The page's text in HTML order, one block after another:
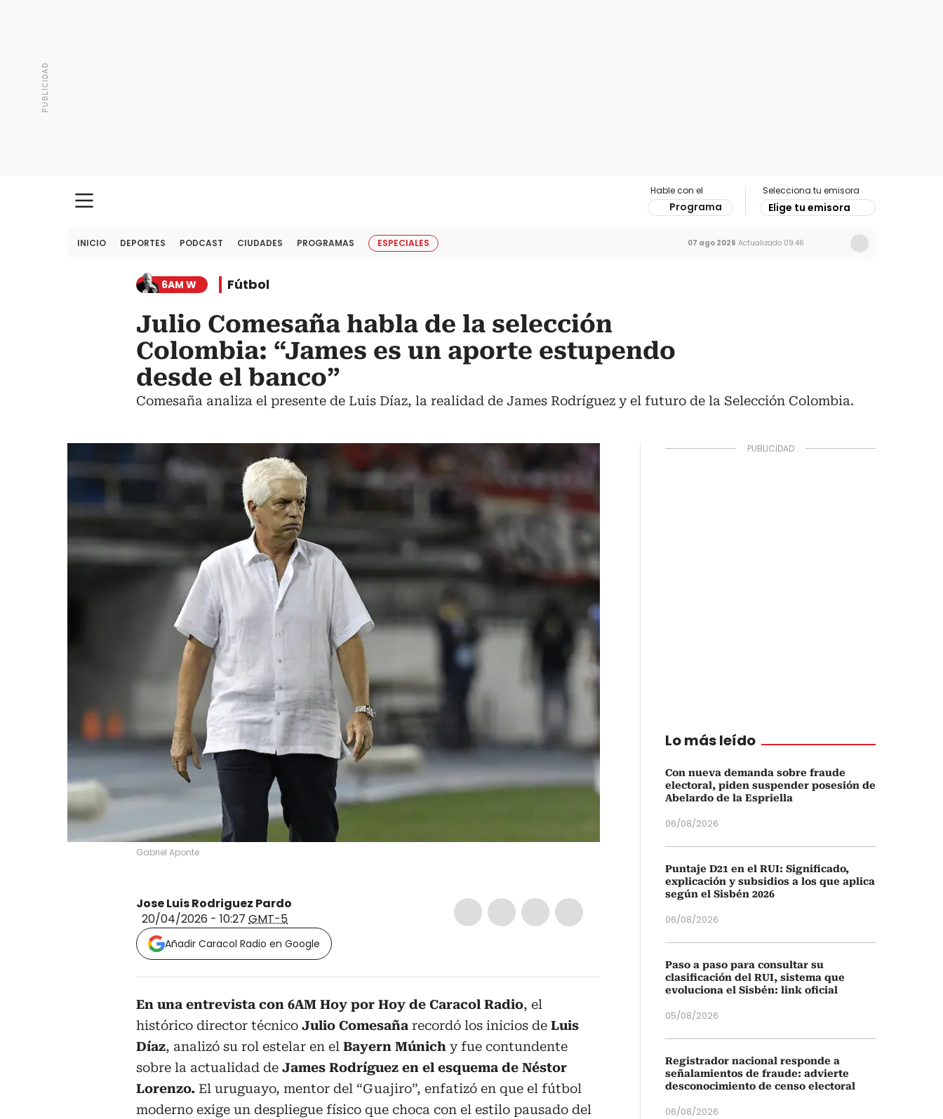
Hable con el
Programa
Selecciona tu emisora
Elige tu emisora
INICIO DEPORTES PODCAST CIUDADES PROGRAMAS ESPECIALES 07 ago 2026 Actualizado 09:46
6AM W Fútbol
Julio Comesaña habla de la selección
Colombia: “James es un aporte estupendo
desde el banco”
Comesaña analiza el presente de Luis Díaz, la realidad de James Rodríguez y el futuro de la Selección Colombia.
Gabriel Aponte
Jose Luis Rodriguez Pardo
20/04/2026 - 10:27 GMT-5
Añadir Caracol Radio en Google
En una entrevista con 6AM Hoy por Hoy de Caracol Radio, el
histórico director técnico Julio Comesaña recordó los inicios de Luis
Díaz, analizó su rol estelar en el Bayern Múnich y fue contundente
sobre la actualidad de James Rodríguez en el esquema de Néstor
Lorenzo. El uruguayo, mentor del “Guajiro”, enfatizó en que el fútbol
moderno exige un despliegue físico que choca con el estilo pausado del
Lo más leído
Con nueva demanda sobre fraude
electoral, piden suspender posesión de
Abelardo de la Espriella
06/08/2026
Puntaje D21 en el RUI: Significado,
explicación y subsidios a los que aplica
según el Sisbén 2026
06/08/2026
Paso a paso para consultar su
clasificación del RUI, sistema que
evoluciona el Sisbén: link oficial
05/08/2026
Registrador nacional responde a
señalamientos de fraude: advierte
desconocimiento de censo electoral
06/08/2026